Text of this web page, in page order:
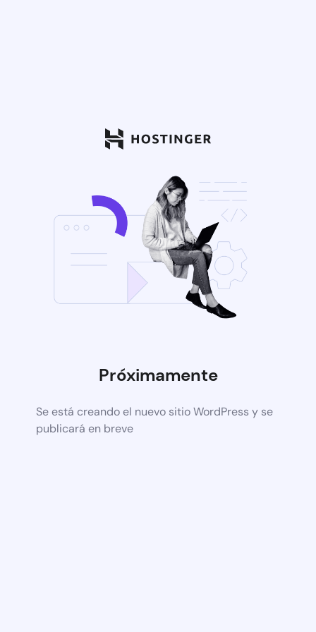
Próximamente
Se está creando el nuevo sitio WordPress y se
publicará en breve